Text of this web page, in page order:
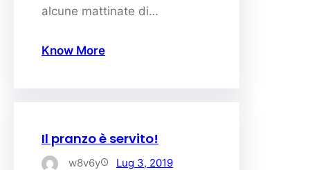
alcune mattinate di…
Know More
Il pranzo è servito!
w8v6y Lug 3, 2019